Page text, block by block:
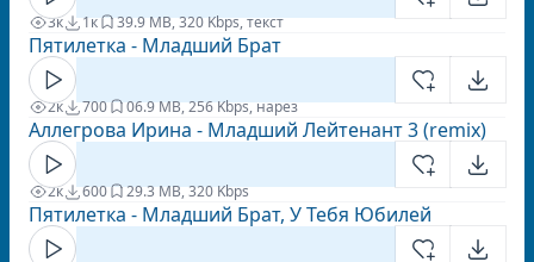
3к 1к 39.9 MB, 320 Kbps, текст
Пятилетка - Младший Брат
2к 700 06.9 MB, 256 Kbps, нарез
Аллегрова Ирина - Младший Лейтенант 3 (remix)
2к 600 29.3 MB, 320 Kbps
Пятилетка - Младший Брат, У Тебя Юбилей